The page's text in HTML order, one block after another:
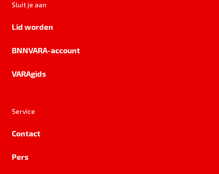
Sluit je aan
Lid worden
BNNVARA-account
VARAgids
Service
Contact
Pers